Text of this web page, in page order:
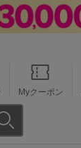
Myクーポン